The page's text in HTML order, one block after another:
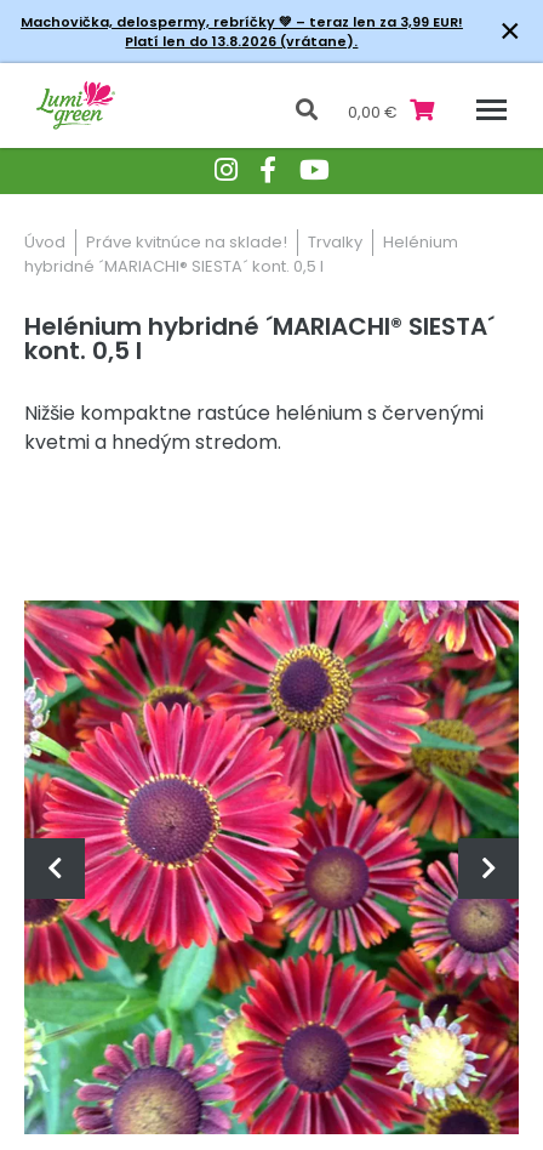
Machovička, delospermy, rebríčky💚 – teraz len za 3,99 EUR!
Platí len do 13.8.2026 (vrátane).
×
0,00 €
Úvod Práve kvitnúce na sklade! Trvalky
Helénium
hybridné ´MARIACHI® SIESTA´ kont. 0,5 l
Helénium hybridné ´MARIACHI® SIESTA´
kont. 0,5 l
Nižšie kompaktne rastúce helénium s červenými
kvetmi a hnedým stredom.